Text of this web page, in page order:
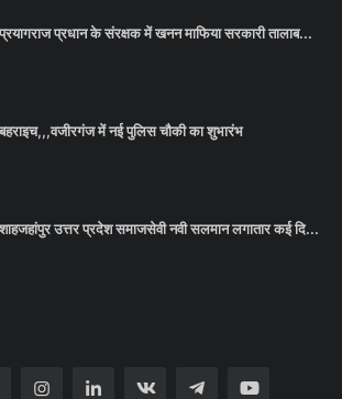
प्रयागराज प्रधान के संरक्षक में खनन माफिया सरकारी तालाब...
बहराइच,,,वजीरगंज में नई पुलिस चौकी का शुभारंभ
शाहजहांपुर उत्तर प्रदेश समाजसेवी नवी सलमान लगातार कई दि...